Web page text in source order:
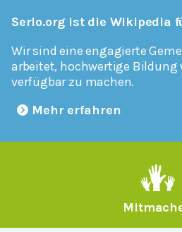
Serlo.org ist die Wikipedia
Wir sind eine engagierte
arbeitet, hochwertige Bildung
verfügbar zu machen.
Mehr erfahren